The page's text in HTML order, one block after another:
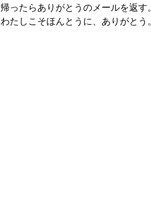
帰ったらありがとうのメールを返す。
わたしこそほんとうに、ありがとう。